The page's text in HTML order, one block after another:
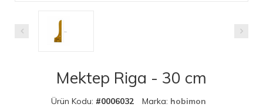
Mektep Riga - 30 cm
Ürün Kodu: #0006032 Marka: hobimon